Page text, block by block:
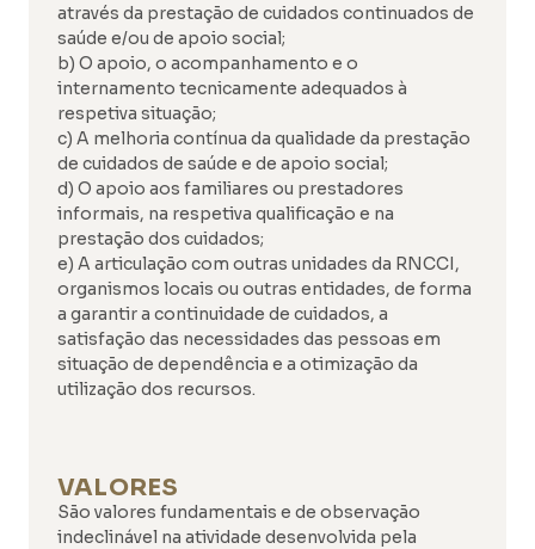
através da prestação de cuidados continuados de
saúde e/ou de apoio social;
b) O apoio, o acompanhamento e o
internamento tecnicamente adequados à
respetiva situação;
c) A melhoria contínua da qualidade da prestação
de cuidados de saúde e de apoio social;
d) O apoio aos familiares ou prestadores
informais, na respetiva qualificação e na
prestação dos cuidados;
e) A articulação com outras unidades da RNCCI,
organismos locais ou outras entidades, de forma
a garantir a continuidade de cuidados, a
satisfação das necessidades das pessoas em
situação de dependência e a otimização da
utilização dos recursos.
VALORES
São valores fundamentais e de observação
indeclinável na atividade desenvolvida pela